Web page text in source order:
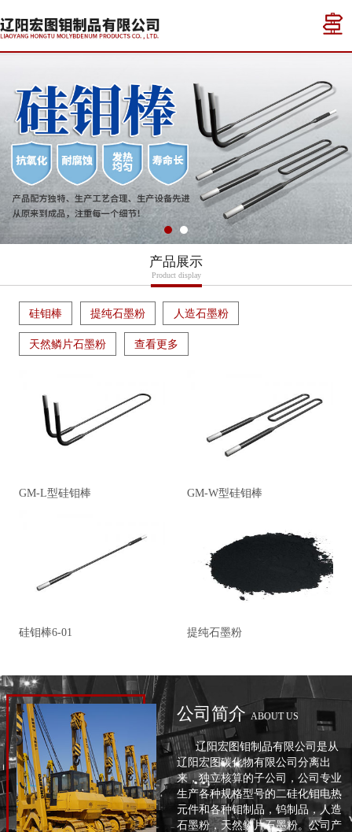
产品展示
Product display
硅钼棒 提纯石墨粉 人造石墨粉
天然鳞片石墨粉 查看更多
GM-L型硅钼棒 GM-W型硅钼棒
硅钼棒6-01 提纯石墨粉
公司简介 ABOUT US
辽阳宏图钼制品有限公司是从
辽阳宏图碳化物有限公司分离出
来，独立核算的子公司，公司专业
生产各种规格型号的二硅化钼电热
元件和各种钼制品，钨制品，人造
石墨粉，天然鳞片石墨粉。公司产